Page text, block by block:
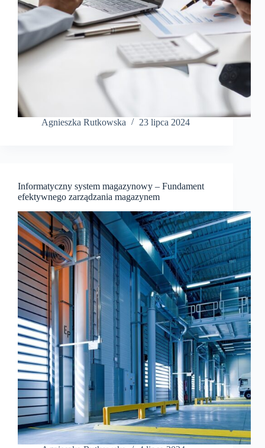
Agnieszka Rutkowska 23 lipca 2024
Informatyczny system magazynowy – Fundament
efektywnego zarządzania magazynem